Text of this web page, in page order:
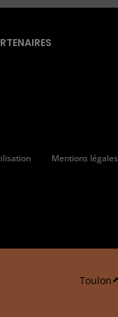
Toulon
Mentions légales